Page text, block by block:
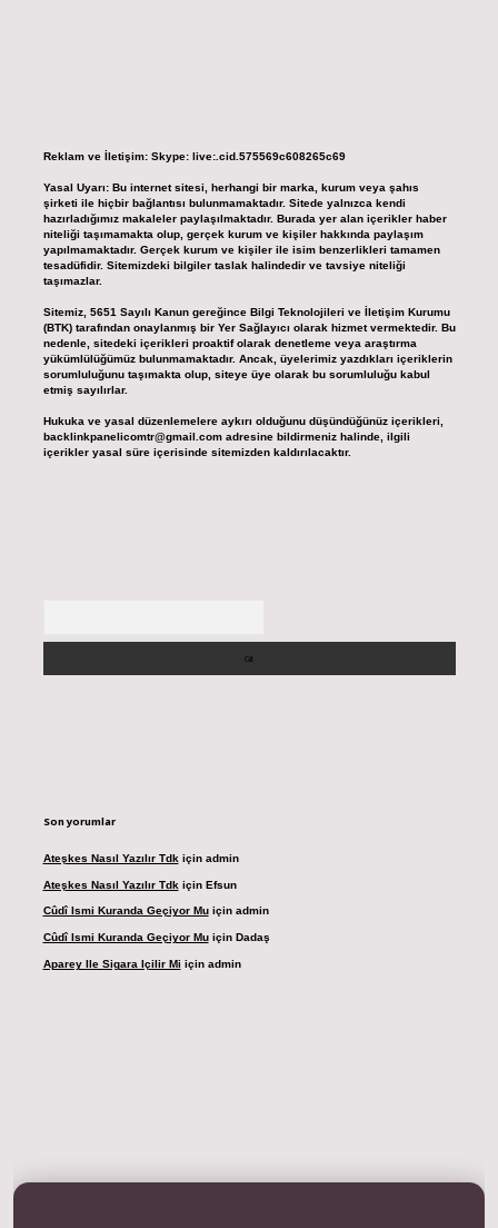
Reklam ve İletişim: Skype: live:.cid.575569c608265c69
Yasal Uyarı: Bu internet sitesi, herhangi bir marka, kurum veya şahıs
şirketi ile hiçbir bağlantısı bulunmamaktadır. Sitede yalnızca kendi
hazırladığımız makaleler paylaşılmaktadır. Burada yer alan içerikler haber
niteliği taşımamakta olup, gerçek kurum ve kişiler hakkında paylaşım
yapılmamaktadır. Gerçek kurum ve kişiler ile isim benzerlikleri tamamen
tesadüfidir. Sitemizdeki bilgiler taslak halindedir ve tavsiye niteliği
taşımazlar.
Sitemiz, 5651 Sayılı Kanun gereğince Bilgi Teknolojileri ve İletişim Kurumu
(BTK) tarafından onaylanmış bir Yer Sağlayıcı olarak hizmet vermektedir. Bu
nedenle, sitedeki içerikleri proaktif olarak denetleme veya araştırma
yükümlülüğümüz bulunmamaktadır. Ancak, üyelerimiz yazdıkları içeriklerin
sorumluluğunu taşımakta olup, siteye üye olarak bu sorumluluğu kabul
etmiş sayılırlar.
Hukuka ve yasal düzenlemelere aykırı olduğunu düşündüğünüz içerikleri,
backlinkpanelicomtr@gmail.comadresine bildirmeniz halinde, ilgili
içerikler yasal süre içerisinde sitemizden kaldırılacaktır.
Son yorumlar
Ateşkes Nasıl Yazılır Tdk için admin
Ateşkes Nasıl Yazılır Tdk için Efsun
Cûdî Ismi Kuranda Geçiyor Muiçin admin
Cûdî Ismi Kuranda Geçiyor Muiçin Dadaş
Aparey Ile Sigara Içilir Mi için admin